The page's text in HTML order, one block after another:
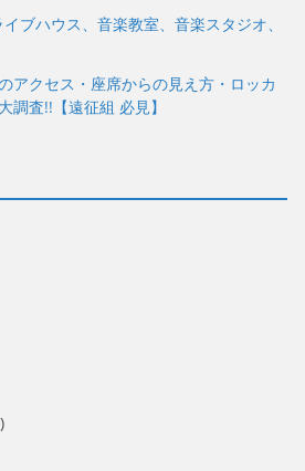
イブハウス、音楽教室、音楽スタジオ、
アクセス・座席からの見え方・ロッカ
調査!!【遠征組 必見】